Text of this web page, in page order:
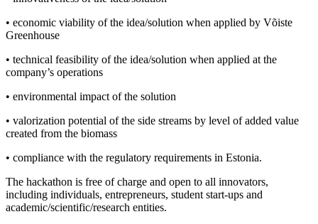
• economic viability of the idea/solution when applied by Võiste
Greenhouse
• technical feasibility of the idea/solution when applied at the
company’s operations
• environmental impact of the solution
• valorization potential of the side streams by level of added value
created from the biomass
• compliance with the regulatory requirements in Estonia.
The hackathon is free of charge and open to all innovators,
including individuals, entrepreneurs, student start-ups and
academic/scientific/research entities.